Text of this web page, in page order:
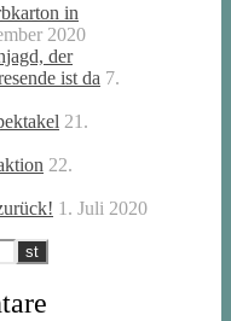
in
2020
der
ist da 7.
21.
22.
1. Juli 2020